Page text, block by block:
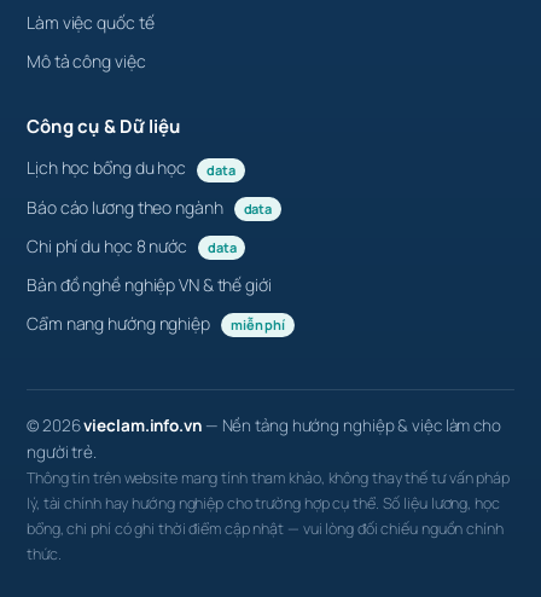
Làm việc quốc tế
Mô tả công việc
Công cụ & Dữ liệu
Lịch học bổng du học data
Báo cáo lương theo ngành data
Chi phí du học 8 nước data
Bản đồ nghề nghiệp VN & thế giới
Cẩm nang hướng nghiệp
miễn phí
© 2026vieclam.info.vn— Nền tảng hướng nghiệp & việc làm cho
người trẻ.
Thông tin trên website mang tính tham khảo, không thay thế tư vấn pháp
lý, tài chính hay hướng nghiệp cho trường hợp cụ thể. Số liệu lương, học
bổng, chi phí có ghi thời điểm cập nhật — vui lòng đối chiếu nguồn chính
thức.